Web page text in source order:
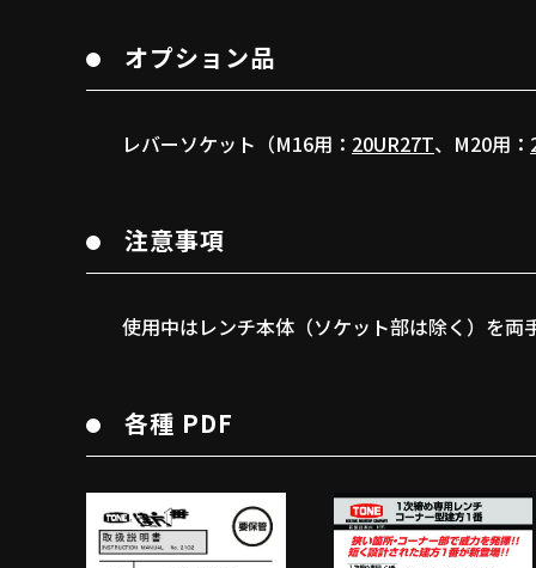
オプション品
レバーソケット（M16用： 20UR27T、M20用：
注意事項
使用中はレンチ本体（ソケット部は除く）を両
各種 PDF